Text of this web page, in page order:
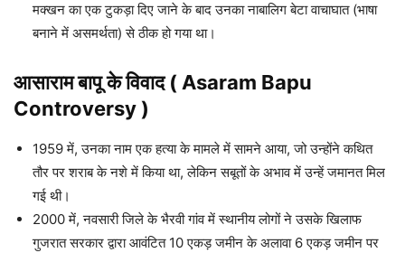
मक्खन का एक टुकड़ा दिए जाने के बाद उनका नाबालिग बेटा वाचाघात (भाषा
बनाने में असमर्थता) से ठीक हो गया था।
आसाराम बापू के विवाद ( Asaram Bapu
Controversy )
1959 में, उनका नाम एक हत्या के मामले में सामने आया, जो उन्होंने कथित
तौर पर शराब के नशे में किया था, लेकिन सबूतों के अभाव में उन्हें जमानत मिल
गई थी।
2000 में, नवसारी जिले के भैरवी गांव में स्थानीय लोगों ने उसके खिलाफ
गुजरात सरकार द्वारा आवंटित 10 एकड़ जमीन के अलावा 6 एकड़ जमीन पर